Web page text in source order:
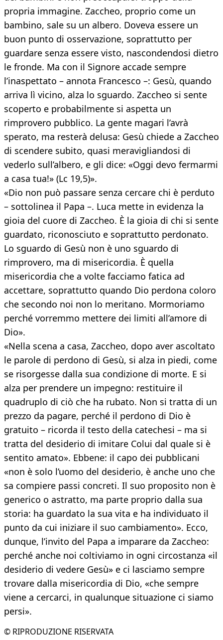
propria immagine. Zaccheo, proprio come un
bambino, sale su un albero. Doveva essere un
buon punto di osservazione, soprattutto per
guardare senza essere visto, nascondendosi dietro
le fronde. Ma con il Signore accade sempre
l’inaspettato – annota Francesco –: Gesù, quando
arriva lì vicino, alza lo sguardo. Zaccheo si sente
scoperto e probabilmente si aspetta un
rimprovero pubblico. La gente magari l’avrà
sperato, ma resterà delusa: Gesù chiede a Zaccheo
di scendere subito, quasi meravigliandosi di
vederlo sull’albero, e gli dice: «Oggi devo fermarmi
a casa tua!» (Lc 19,5)».
«Dio non può passare senza cercare chi è perduto
– sottolinea il Papa –. Luca mette in evidenza la
gioia del cuore di Zaccheo. È la gioia di chi si sente
guardato, riconosciuto e soprattutto perdonato.
Lo sguardo di Gesù non è uno sguardo di
rimprovero, ma di misericordia. È quella
misericordia che a volte facciamo fatica ad
accettare, soprattutto quando Dio perdona coloro
che secondo noi non lo meritano. Mormoriamo
perché vorremmo mettere dei limiti all’amore di
Dio».
«Nella scena a casa, Zaccheo, dopo aver ascoltato
le parole di perdono di Gesù, si alza in piedi, come
se risorgesse dalla sua condizione di morte. E si
alza per prendere un impegno: restituire il
quadruplo di ciò che ha rubato. Non si tratta di un
prezzo da pagare, perché il perdono di Dio è
gratuito – ricorda il testo della catechesi – ma si
tratta del desiderio di imitare Colui dal quale si è
sentito amato». Ebbene: il capo dei pubblicani
«non è solo l’uomo del desiderio, è anche uno che
sa compiere passi concreti. Il suo proposito non è
generico o astratto, ma parte proprio dalla sua
storia: ha guardato la sua vita e ha individuato il
punto da cui iniziare il suo cambiamento». Ecco,
dunque, l’invito del Papa a imparare da Zaccheo:
perché anche noi coltiviamo in ogni circostanza «il
desiderio di vedere Gesù» e ci lasciamo sempre
trovare dalla misericordia di Dio, «che sempre
viene a cercarci, in qualunque situazione ci siamo
persi».
© RIPRODUZIONE RISERVATA